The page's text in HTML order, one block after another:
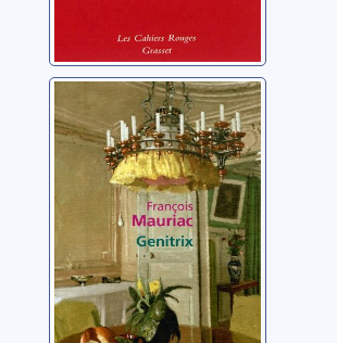
Genitrix: roman
Mauriac, François